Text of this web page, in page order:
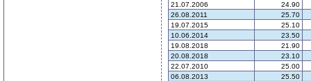
21.07.2006
24.90
26.08.2011
25.70
19.07.2015
25.10
10.06.2014
23.50
19.08.2018
21.90
20.08.2018
23.10
22.07.2010
25.00
06.08.2013
25.50